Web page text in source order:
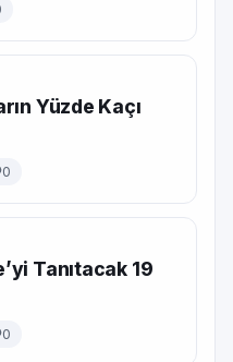
Yüzde Kaçı
0
Tanıtacak 19
0